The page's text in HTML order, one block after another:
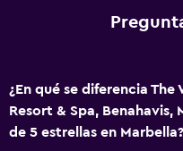
La comida se puede
Cafetera
¿En qué se diferencia
Resort & Spa,
de 5 estrellas en Marbella?